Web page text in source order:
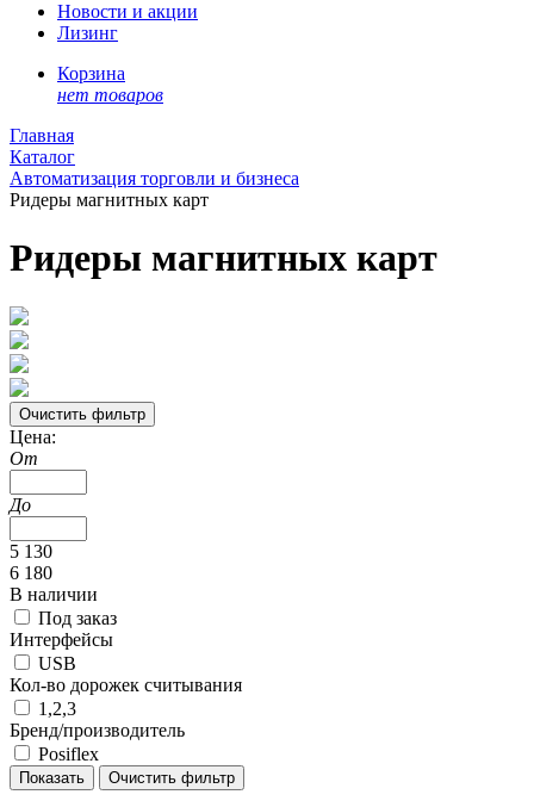
Новости и акции
Лизинг
Корзина
нет товаров
Главная
Каталог
Автоматизация торговли и бизнеса
Ридеры магнитных карт
Ридеры магнитных карт
Цена:
От
До
5 130
6 180
В наличии
Под заказ
Интерфейсы
USB
Кол-во дорожек считывания
1,2,3
Бренд/производитель
Posiflex